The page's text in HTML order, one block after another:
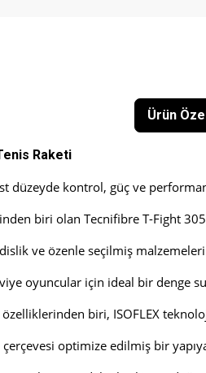
Ürün
Raketi
düzeyde kontrol, güç ve
biri olan Tecnifibre T-Fight
ve özenle seçilmiş
oyuncular için ideal bir denge
biri, ISOFLEX
optimize edilmiş bir